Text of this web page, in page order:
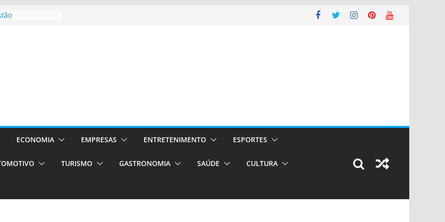
em Porto
de transfer,
de alto padrão
–
o segundo
únicas e
volta!ECONOMIA EMPRESAS ENTRETENIMENTO ESPORTES
TURISMO GASTRONOMIA SAÚDE CULTURA